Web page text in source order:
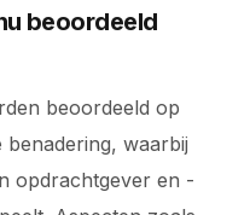
beoordeeld
beoordeeld op
benadering, waarbij
opdrachtgever en -